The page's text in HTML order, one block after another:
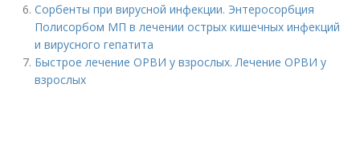
Сорбенты при вирусной инфекции. Энтеросорбция
Полисорбом МП в лечении острых кишечных инфекций
и вирусного гепатита
Быстрое лечение ОРВИ у взрослых. Лечение ОРВИ у
взрослых